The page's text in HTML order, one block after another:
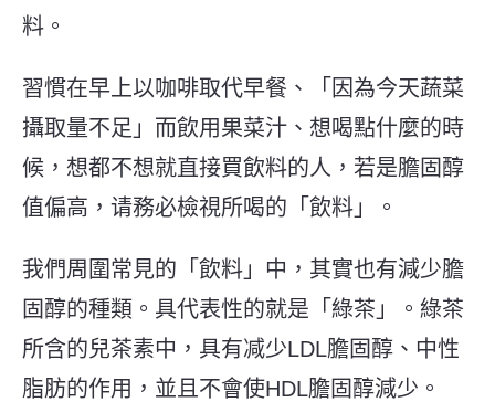
料。
習慣在早上以咖啡取代早餐、「因為今天蔬菜
攝取量不足」而飲用果菜汁、想喝點什麼的時
候，想都不想就直接買飲料的人，若是膽固醇
值偏高，请務必檢視所喝的「飲料」。
我們周圍常見的「飲料」中，其實也有減少膽
固醇的種類。具代表性的就是「綠茶」。綠茶
所含的兒茶素中，具有减少LDL膽固醇、中性
脂肪的作用，並且不會使HDL膽固醇減少。